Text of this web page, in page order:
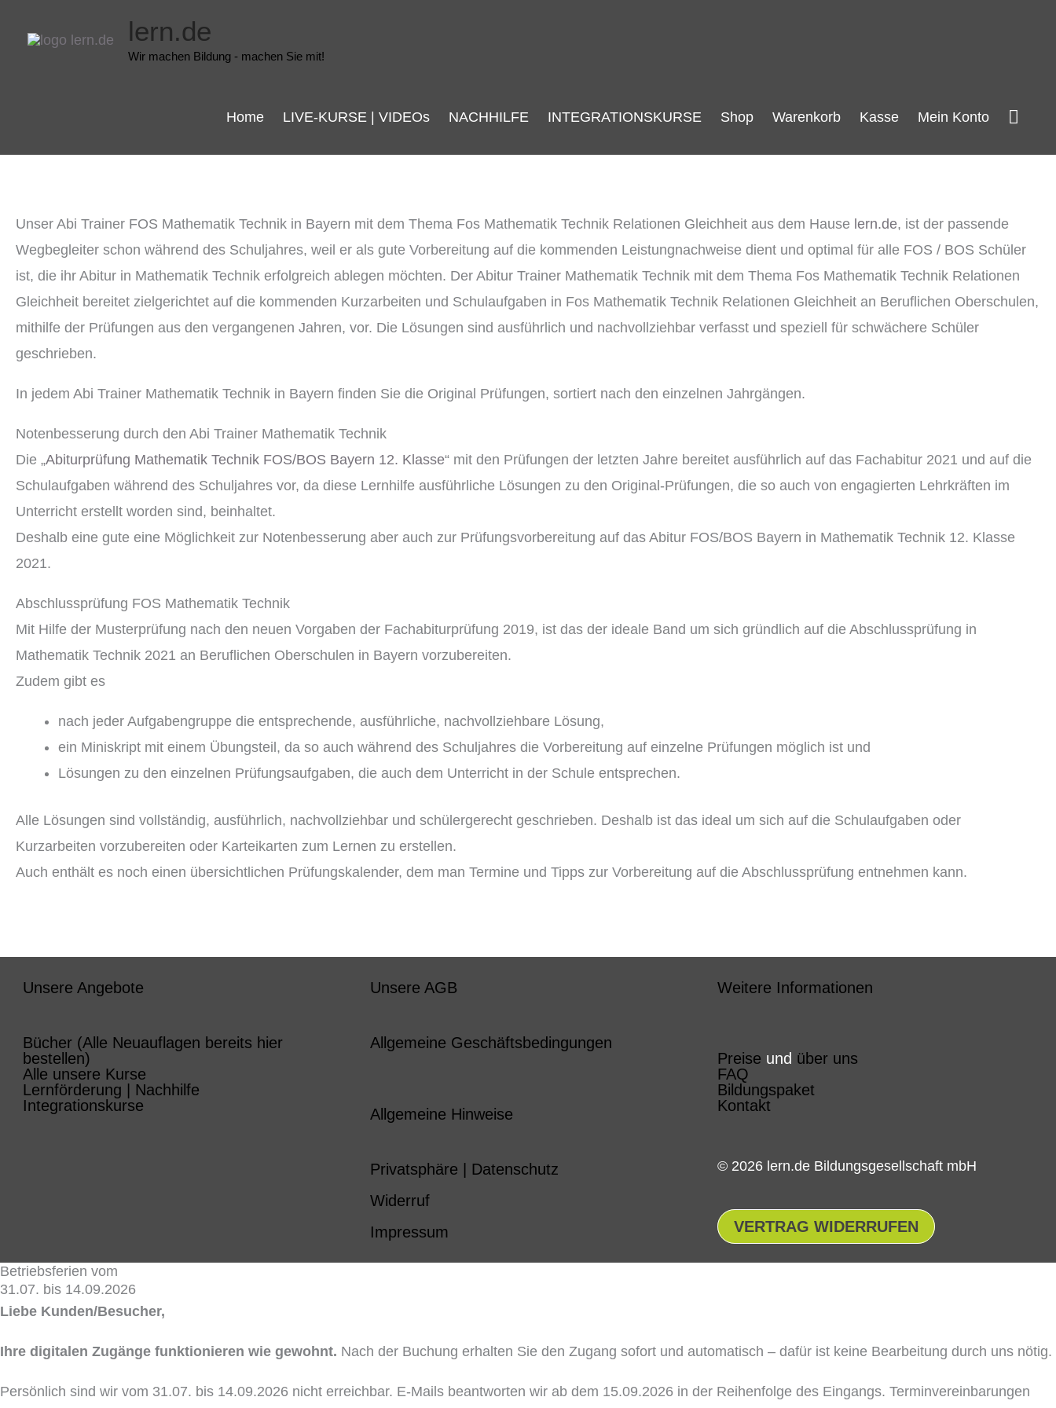
Inhalt
lern.de
Wir machen Bildung - machen Sie mit!
Home LIVE-KURSE | VIDEOs NACHHILFE INTEGRATIONSKURSE Shop Warenkorb Kasse Mein Konto
Unser Abi Trainer FOS Mathematik Technik in Bayern mit dem Thema Fos Mathematik Technik Relationen Gleichheit aus dem Hause lern.de, ist der passende
Wegbegleiter schon während des Schuljahres, weil er als gute Vorbereitung auf die kommenden Leistungnachweise dient und optimal für alle FOS / BOS Schüler
ist, die ihr Abitur in Mathematik Technik erfolgreich ablegen möchten. Der Abitur Trainer Mathematik Technik mit dem Thema Fos Mathematik Technik Relationen
Gleichheit bereitet zielgerichtet auf die kommenden Kurzarbeiten und Schulaufgaben in Fos Mathematik Technik Relationen Gleichheit an Beruflichen Oberschulen,
mithilfe der Prüfungen aus den vergangenen Jahren, vor. Die Lösungen sind ausführlich und nachvollziehbar verfasst und speziell für schwächere Schüler
geschrieben.
In jedem Abi Trainer Mathematik Technik in Bayern finden Sie die Original Prüfungen, sortiert nach den einzelnen Jahrgängen.
Notenbesserung durch den Abi Trainer Mathematik Technik
Die „Abiturprüfung Mathematik Technik FOS/BOS Bayern 12. Klasse“ mit den Prüfungen der letzten Jahre bereitet ausführlich auf das Fachabitur 2021 und auf die
Schulaufgaben während des Schuljahres vor, da diese Lernhilfe ausführliche Lösungen zu den Original-Prüfungen, die so auch von engagierten Lehrkräften im
Unterricht erstellt worden sind, beinhaltet.
Deshalb eine gute eine Möglichkeit zur Notenbesserung aber auch zur Prüfungsvorbereitung auf das Abitur FOS/BOS Bayern in Mathematik Technik 12. Klasse
2021.
Abschlussprüfung FOS Mathematik Technik
Mit Hilfe der Musterprüfung nach den neuen Vorgaben der Fachabiturprüfung 2019, ist das der ideale Band um sich gründlich auf die Abschlussprüfung in
Mathematik Technik 2021 an Beruflichen Oberschulen in Bayern vorzubereiten.
Zudem gibt es
nach jeder Aufgabengruppe die entsprechende, ausführliche, nachvollziehbare Lösung,
ein Miniskript mit einem Übungsteil, da so auch während des Schuljahres die Vorbereitung auf einzelne Prüfungen möglich ist und
Lösungen zu den einzelnen Prüfungsaufgaben, die auch dem Unterricht in der Schule entsprechen.
Alle Lösungen sind vollständig, ausführlich, nachvollziehbar und schülergerecht geschrieben. Deshalb ist das ideal um sich auf die Schulaufgaben oder
Kurzarbeiten vorzubereiten oder Karteikarten zum Lernen zu erstellen.
Auch enthält es noch einen übersichtlichen Prüfungskalender, dem man Termine und Tipps zur Vorbereitung auf die Abschlussprüfung entnehmen kann.
Unsere Angebote
Bücher (Alle Neuauflagen bereits hier
bestellen)
Alle unsere Kurse
Lernförderung | Nachhilfe
Integrationskurse
Unsere AGB
Allgemeine Geschäftsbedingungen
Allgemeine Hinweise
Privatsphäre | Datenschutz
Widerruf
Impressum
Weitere Informationen
Preise und über uns
FAQ
Bildungspaket
Kontakt
© 2026 lern.de Bildungsgesellschaft mbH
VERTRAG WIDERRUFEN
Betriebsferien vom
31.07. bis 14.09.2026
Liebe Kunden/Besucher,
Ihre digitalen Zugänge funktionieren wie gewohnt. Nach der Buchung erhalten Sie den Zugang sofort und automatisch – dafür ist keine Bearbeitung durch uns nötig.
Persönlich sind wir vom 31.07. bis 14.09.2026 nicht erreichbar. E-Mails beantworten wir ab dem 15.09.2026 in der Reihenfolge des Eingangs. Terminvereinbarungen